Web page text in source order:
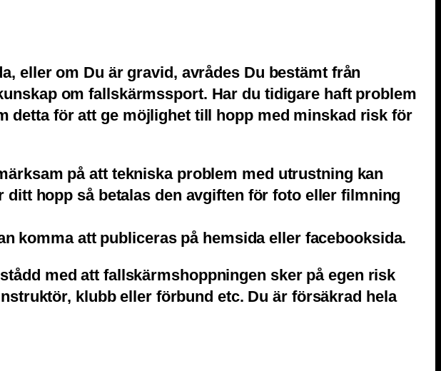
eller om Du är gravid, avrådes Du bestämt från
om fallskärmssport. Har du tidigare haft problem
detta för att ge möjlighet till hopp med minskad risk för
på att tekniska problem med utrustning kan
hopp så betalas den avgiften för foto eller filmning
komma att publiceras på hemsida eller facebooksida.
med att fallskärmshoppningen sker på egen risk
klubb eller förbund etc. Du är försäkrad hela